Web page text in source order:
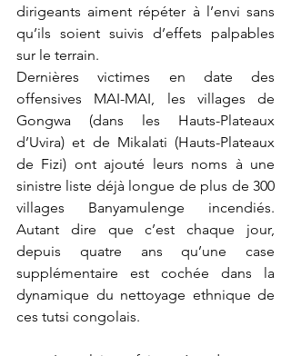
dirigeants aiment répéter à l’envi sans
qu’ils soient suivis d’effets palpables
sur le terrain.
Dernières victimes en date des
offensives MAI-MAI, les villages de
Gongwa (dans les Hauts-Plateaux
d’Uvira) et de Mikalati (Hauts-Plateaux
de Fizi) ont ajouté leurs noms à une
sinistre liste déjà longue de plus de 300
villages Banyamulenge incendiés.
Autant dire que c’est chaque jour,
depuis quatre ans qu’une case
supplémentaire est cochée dans la
dynamique du nettoyage ethnique de
ces tutsi congolais.